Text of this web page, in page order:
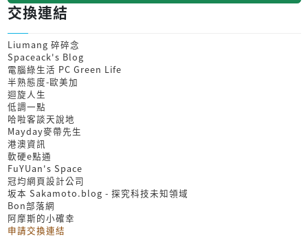
交換連結
Liumang 碎碎念
Spaceack's Blog
電腦綠生活 PC Green Life
半熟態度-歐美加
迴旋人生
低調一點
哈啦客談天說地
Mayday麥帶先生
港澳資訊
軟硬e點通
FuYUan's Space
冠均網頁設計公司
坂本 Sakamoto.blog - 探究科技未知領域
Bon部落網
阿摩斯的小確幸
申請交換連結